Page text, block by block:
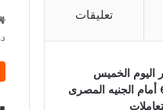
تعليقات
اليوم الخميس
6/8/2026 أمام الجنيه المصرى